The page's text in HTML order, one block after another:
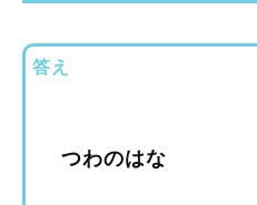
答え
つわのはな